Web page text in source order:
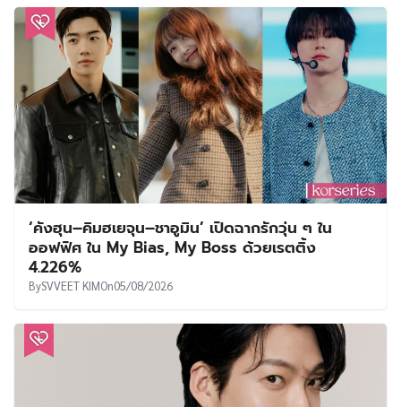
‘คังฮุน–คิมฮเยจุน–ชาอูมิน’ เปิดฉากรักวุ่น ๆ ใน
ออฟฟิศ ใน My Bias, My Boss ด้วยเรตติ้ง
4.226%
BySVVEET KIMOn05/08/2026